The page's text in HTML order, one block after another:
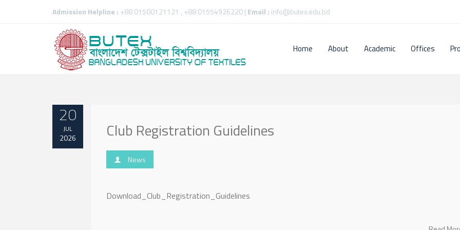
Admission Helpline : +88 01500121121 , +88 01554926220 | Email : info@butex.edu.bd
Home About Academic Offices
20
JUL
2026 Club Registration Guidelines
News
Download_Club_Registration_Guidelines